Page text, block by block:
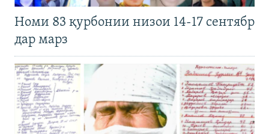
Номи 83 қурбонии низои 14-17 сентябр
дар марз